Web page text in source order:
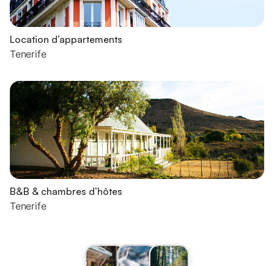
Location d’appartements
Tenerife
B&B & chambres d’hôtes
Tenerife